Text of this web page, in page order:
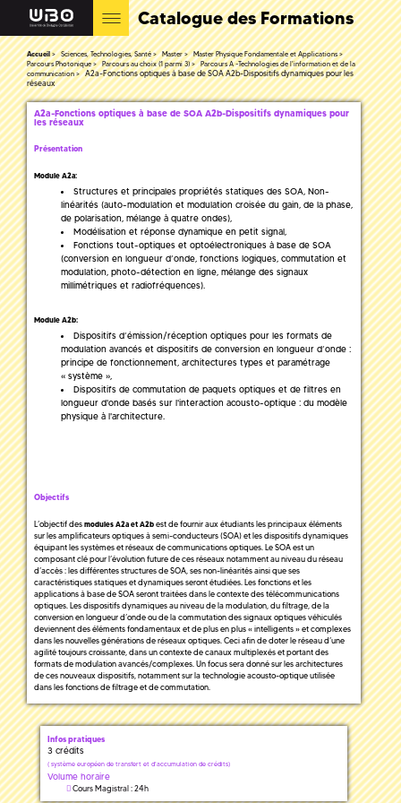
Catalogue des Formations
Accueil Sciences, Technologies, Santé Master
Master Physique Fondamentale et Applications
Parcours Photonique
Parcours au choix (1 parmi 3)
Parcours A -Technologies de l'information et de la
communication
A2a-Fonctions optiques à base de SOA A2b-Dispositifs dynamiques pour les
réseaux
A2a-Fonctions optiques à base de SOA A2b-Dispositifs dynamiques pour
les réseaux
Présentation
Module A2a:
Structures et principales propriétés statiques des SOA, Non-
linéarités (auto-modulation et modulation croisée du gain, de la phase,
de polarisation, mélange à quatre ondes),
Modélisation et réponse dynamique en petit signal,
Fonctions tout-optiques et optoélectroniques à base de SOA
(conversion en longueur d’onde, fonctions logiques, commutation et
modulation, photo-détection en ligne, mélange des signaux
millimétriques et radiofréquences).
Module A2b:
Dispositifs d’émission/réception optiques pour les formats de
modulation avancés et dispositifs de conversion en longueur d’onde :
principe de fonctionnement, architectures types et paramétrage
« système »,
Dispositifs de commutation de paquets optiques et de filtres en
longueur d'onde basés sur l'interaction acousto-optique : du modèle
physique à l'architecture.
Objectifs
L’objectif des modules A2a et A2b est de fournir aux étudiants les principaux éléments
sur les amplificateurs optiques à semi-conducteurs (SOA) et les dispositifs dynamiques
équipant les systèmes et réseaux de communications optiques. Le SOA est un
composant clé pour l’évolution future de ces réseaux notamment au niveau du réseau
d’accès : les différentes structures de SOA, ses non-linéarités ainsi que ses
caractéristiques statiques et dynamiques seront étudiées. Les fonctions et les
applications à base de SOA seront traitées dans le contexte des télécommunications
optiques. Les dispositifs dynamiques au niveau de la modulation, du filtrage, de la
conversion en longueur d’onde ou de la commutation des signaux optiques véhiculés
deviennent des éléments fondamentaux et de plus en plus « intelligents » et complexes
dans les nouvelles générations de réseaux optiques. Ceci afin de doter le réseau d’une
agilité toujours croissante, dans un contexte de canaux multiplexés et portant des
formats de modulation avancés/complexes. Un focus sera donné sur les architectures
de ces nouveaux dispositifs, notamment sur la technologie acousto-optique utilisée
dans les fonctions de filtrage et de commutation.
Infos pratiques
3 crédits
( système européen de transfert et d'accumulation de crédits)
Volume horaire
Cours Magistral : 24h